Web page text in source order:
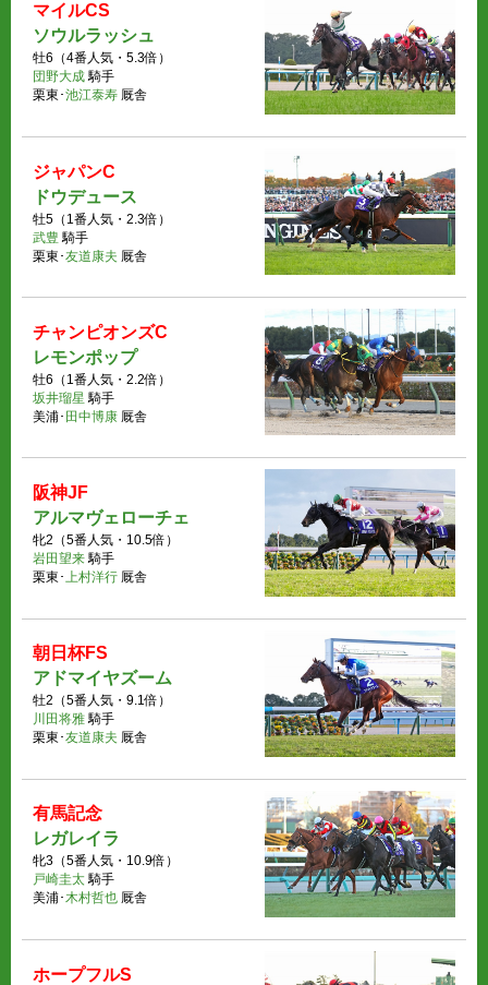
マイルCS
ソウルラッシュ
牡6（4番人気・5.3倍）
団野大成 騎手
栗東･池江泰寿 厩舎
ジャパンC
ドウデュース
牡5（1番人気・2.3倍）
武豊 騎手
栗東･友道康夫 厩舎
チャンピオンズC
レモンポップ
牡6（1番人気・2.2倍）
坂井瑠星 騎手
美浦･ 田中博康 厩舎
阪神JF
アルマヴェローチェ
牝2（5番人気・10.5倍）
岩田望来 騎手
栗東･
上村洋行 厩舎
朝日杯FS
アドマイヤズーム
牡2（5番人気・9.1倍）
川田将雅 騎手
栗東･友道康夫 厩舎
有馬記念
レガレイラ
牝3（5番人気・10.9倍）
戸崎圭太 騎手
美浦･ 木村哲也 厩舎
ホープフルS